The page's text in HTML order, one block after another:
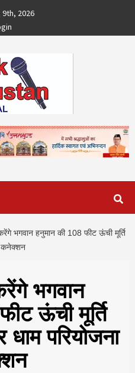
9th, 2026
भगवान हनुमान की 108 फीट ऊंची मूर्ति
कनेक्शन
भगवान
ऊंची मूर्ति
परियोजना